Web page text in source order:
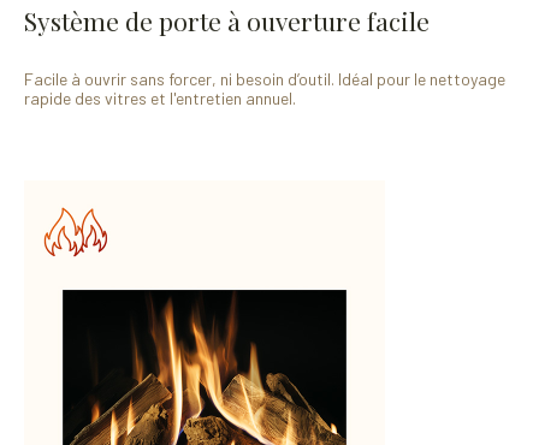
Système de porte à ouverture facile
Facile à ouvrir sans forcer, ni besoin d’outil. Idéal pour le nettoyage
rapide des vitres et l'entretien annuel.